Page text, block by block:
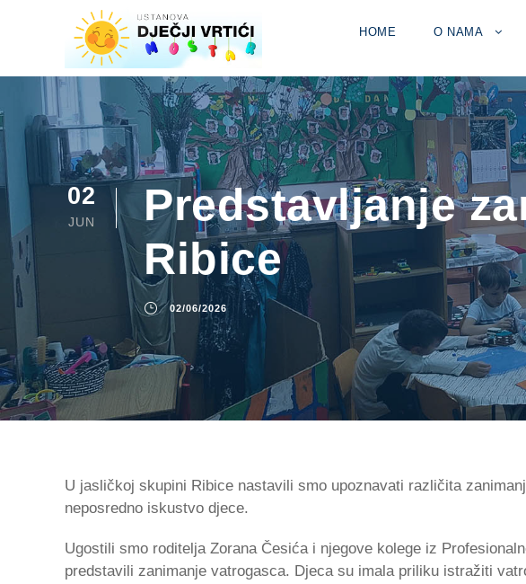
HOME O NAMA
02
JUN
Predstavljanje
Ribice
02/06/2026
U jasličkoj skupini Ribice nastavili smo upoznavati različita
neposredno iskustvo djece.
Ugostili smo roditelja Zorana Česića i njegove kolege iz
predstavili zanimanje vatrogasca. Djeca su imala priliku istražiti